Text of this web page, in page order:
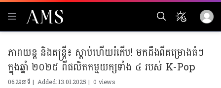
ភាពយន្ត និងតន្រ្តី៖ ស្ដាប់ហើយរំភើប! មកដឹងពីគម្រោងធំៗ
ក្នុងឆ្នាំ ២០២៥ ពីផលិតកម្មយក្សទាំង ៤ របស់ K-Pop
06:29នាទី | Added: 13.01.2025 |0 views